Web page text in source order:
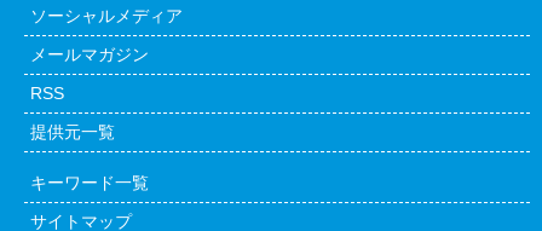
ソーシャルメディア
メールマガジン
RSS
提供元一覧
キーワード一覧
サイトマップ